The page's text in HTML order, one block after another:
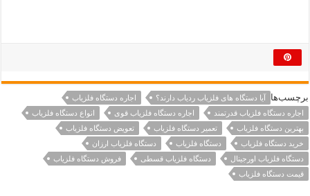
برچسب‌ها آیا دستگاه های فلزیاب ردیاب دارند؟
اجاره دستگاه فلزیاب
اجاره دستگاه فلزیاب قدرتمند
اجاره دستگاه فلزیاب قوی
انواع دستگاه فلزیاب
بهترین دستگاه فلزیاب
تعمیر دستگاه فلزیاب
تعویض دستگاه فلزیاب
خرید دستگاه فلزیاب
دستگاه فلزیاب
دستگاه فلزیاب ارزان
دستگاه فلزیاب اورجینال
دستگاه فلزیاب قسطی
فروش دستگاه فلزیاب
قیمت دستگاه فلزیاب